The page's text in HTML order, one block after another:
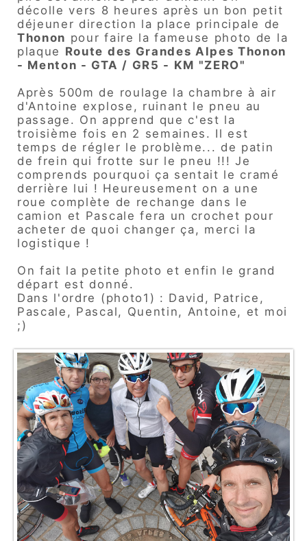
décolle vers 8 heures après un bon petit
déjeuner direction la place principale de
Thonon pour faire la fameuse photo de la
plaque Route des Grandes Alpes Thonon
- Menton - GTA / GR5 - KM "ZERO"
Après 500m de roulage la chambre à air
d'Antoine explose, ruinant le pneu au
passage. On apprend que c'est la
troisième fois en 2 semaines. Il est
temps de régler le problème... de patin
de frein qui frotte sur le pneu !!! Je
comprends pourquoi ça sentait le cramé
derrière lui ! Heureusement on a une
roue complète de rechange dans le
camion et Pascale fera un crochet pour
acheter de quoi changer ça, merci la
logistique !
On fait la petite photo et enfin le grand
départ est donné.
Dans l'ordre (photo1) : David, Patrice,
Pascale, Pascal, Quentin, Antoine, et moi
;)